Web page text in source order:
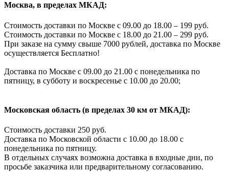
Москва, в пределах МКАД:
Стоимость доставки по Москве с 09.00 до 18.00 – 199 руб.
Стоимость доставки по Москве с 18.00 до 21.00 – 299 руб.
При заказе на сумму свыше 7000 рублей, доставка по Москве
осуществляется Бесплатно!
Доставка по Москве с 09.00 до 21.00 с понедельника по
пятницу, в субботу и воскресенье с 10.00 до 20.00;
Московская область (в пределах 30 км от МКАД):
Стоимость доставки 250 руб.
Доставка по Московской области с 10.00 до 18.00 с
понедельника по пятницу.
В отдельных случаях возможна доставка в входные дни, по
просьбе заказчика или предварительному согласованию.